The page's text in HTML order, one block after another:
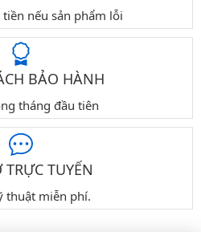
nếu sản phẩm lỗi
BẢO HÀNH
tháng đầu tiên
TRỰC TUYẾN
thuật miễn phí.